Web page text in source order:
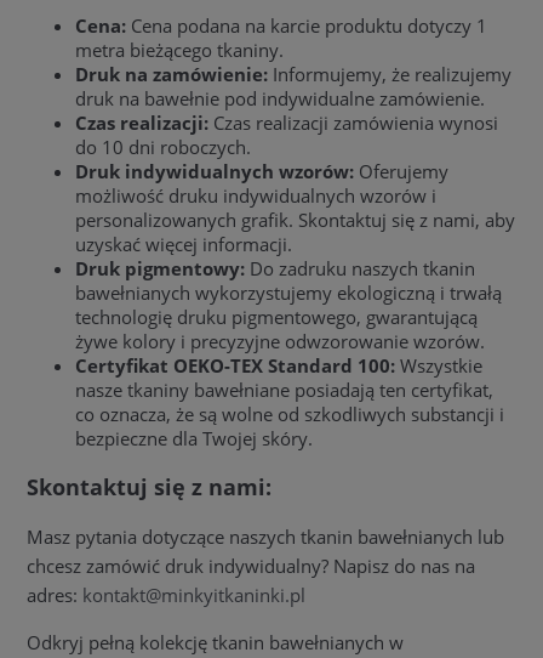
Cena: Cena podana na karcie produktu dotyczy 1
metra bieżącego tkaniny.
Druk na zamówienie: Informujemy, że realizujemy
druk na bawełnie pod indywidualne zamówienie.
Czas realizacji: Czas realizacji zamówienia wynosi
do 10 dni roboczych.
Druk indywidualnych wzorów: Oferujemy
możliwość druku indywidualnych wzorów i
personalizowanych grafik. Skontaktuj się z nami, aby
uzyskać więcej informacji.
Druk pigmentowy: Do zadruku naszych tkanin
bawełnianych wykorzystujemy ekologiczną i trwałą
technologię druku pigmentowego, gwarantującą
żywe kolory i precyzyjne odwzorowanie wzorów.
Certyfikat OEKO-TEX Standard 100: Wszystkie
nasze tkaniny bawełniane posiadają ten certyfikat,
co oznacza, że są wolne od szkodliwych substancji i
bezpieczne dla Twojej skóry.
Skontaktuj się z nami:
Masz pytania dotyczące naszych tkanin bawełnianych lub
chcesz zamówić druk indywidualny? Napisz do nas na
adres: kontakt@minkyitkaninki.pl
Odkryj pełną kolekcję tkanin bawełnianych w